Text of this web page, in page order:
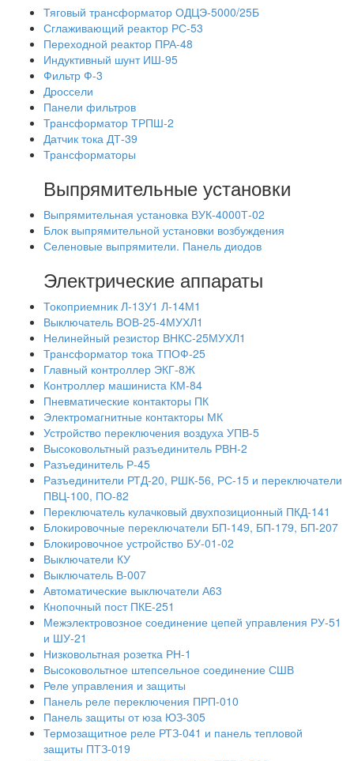
Тяговый трансформатор ОДЦЭ-5000/25Б
Сглаживающий реактор РС-53
Переходной реактор ПРА-48
Индуктивный шунт ИШ-95
Фильтр Ф-3
Дроссели
Панели фильтров
Трансформатор ТРПШ-2
Датчик тока ДТ-39
Трансформаторы
Выпрямительные установки
Выпрямительная установка ВУК-4000Т-02
Блок выпрямительной установки возбуждения
Селеновые выпрямители. Панель диодов
Электрические аппараты
Токоприемник Л-13У1 Л-14М1
Выключатель ВОВ-25-4МУХЛ1
Нелинейный резистор ВНКС-25МУХЛ1
Трансформатор тока ТПОФ-25
Главный контроллер ЭКГ-8Ж
Контроллер машиниста КМ-84
Пневматические контакторы ПК
Электромагнитные контакторы МК
Устройство переключения воздуха УПВ-5
Высоковольтный разъединитель РВН-2
Разъединитель Р-45
Разъединители РТД-20, РШК-56, РС-15 и переключатели
ПВЦ-100, ПО-82
Переключатель кулачковый двухпозиционный ПКД-141
Блокировочные переключатели БП-149, БП-179, БП-207
Блокировочное устройство БУ-01-02
Выключатели КУ
Выключатель В-007
Автоматические выключатели А63
Кнопочный пост ПКЕ-251
Межэлектровозное соединение цепей управления РУ-51
и ШУ-21
Низковольтная розетка РН-1
Высоковольтное штепсельное соединение СШВ
Реле управления и защиты
Панель реле переключения ПРП-010
Панель защиты от юза ЮЗ-305
Термозащитное реле РТЗ-041 и панель тепловой
защиты ПТЗ-019